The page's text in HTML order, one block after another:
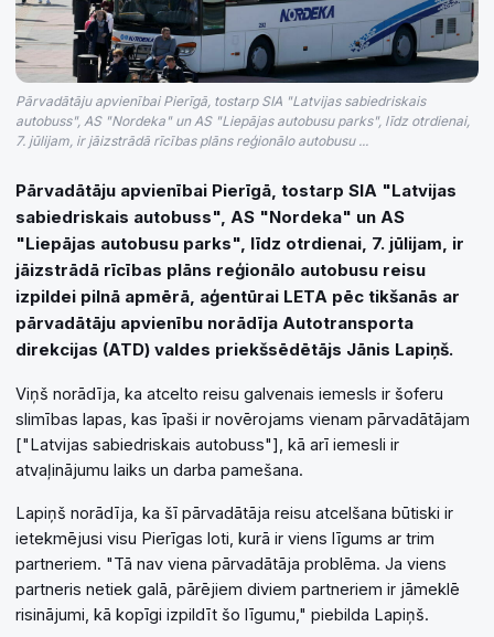
Pārvadātāju apvienībai Pierīgā, tostarp SIA "Latvijas sabiedriskais
autobuss", AS "Nordeka" un AS "Liepājas autobusu parks", līdz otrdienai,
7. jūlijam, ir jāizstrādā rīcības plāns reģionālo autobusu ...
Pārvadātāju apvienībai Pierīgā, tostarp SIA "Latvijas
sabiedriskais autobuss", AS "Nordeka" un AS
"Liepājas autobusu parks", līdz otrdienai, 7. jūlijam, ir
jāizstrādā rīcības plāns reģionālo autobusu reisu
izpildei pilnā apmērā, aģentūrai LETA pēc tikšanās ar
pārvadātāju apvienību norādīja Autotransporta
direkcijas (ATD) valdes priekšsēdētājs Jānis Lapiņš.
Viņš norādīja, ka atcelto reisu galvenais iemesls ir šoferu
slimības lapas, kas īpaši ir novērojams vienam pārvadātājam
["Latvijas sabiedriskais autobuss"], kā arī iemesli ir
atvaļinājumu laiks un darba pamešana.
Lapiņš norādīja, ka šī pārvadātāja reisu atcelšana būtiski ir
ietekmējusi visu Pierīgas loti, kurā ir viens līgums ar trim
partneriem. "Tā nav viena pārvadātāja problēma. Ja viens
partneris netiek galā, pārējiem diviem partneriem ir jāmeklē
risinājumi, kā kopīgi izpildīt šo līgumu," piebilda Lapiņš.